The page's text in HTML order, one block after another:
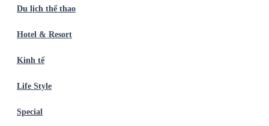
Du lịch thể thao
Hotel & Resort
Kinh tế
Life Style
Special